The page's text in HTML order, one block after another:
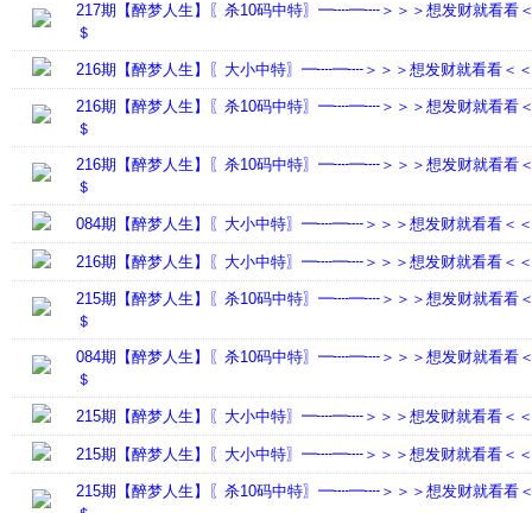
217期【醉梦人生】〖杀10码中特〗━┉━┉＞＞＞想发财就看看
＄
216期【醉梦人生】〖大小中特〗━┉━┉＞＞＞想发财就看看＜
216期【醉梦人生】〖杀10码中特〗━┉━┉＞＞＞想发财就看看
＄
216期【醉梦人生】〖杀10码中特〗━┉━┉＞＞＞想发财就看看
＄
084期【醉梦人生】〖大小中特〗━┉━┉＞＞＞想发财就看看＜
216期【醉梦人生】〖大小中特〗━┉━┉＞＞＞想发财就看看＜
215期【醉梦人生】〖杀10码中特〗━┉━┉＞＞＞想发财就看看
＄
084期【醉梦人生】〖杀10码中特〗━┉━┉＞＞＞想发财就看看
＄
215期【醉梦人生】〖大小中特〗━┉━┉＞＞＞想发财就看看＜
215期【醉梦人生】〖大小中特〗━┉━┉＞＞＞想发财就看看＜
215期【醉梦人生】〖杀10码中特〗━┉━┉＞＞＞想发财就看看